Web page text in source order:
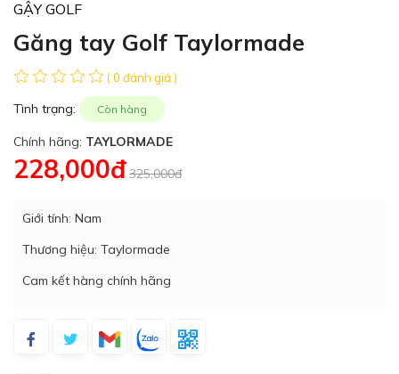
GẬY GOLF
Găng tay Golf Taylormade
( 0 đánh giá )
Tình trạng: Còn hàng
Chính hãng: TAYLORMADE
228,000đ 325,000đ
Giới tính: Nam
Thương hiệu: Taylormade
Cam kết hàng chính hãng